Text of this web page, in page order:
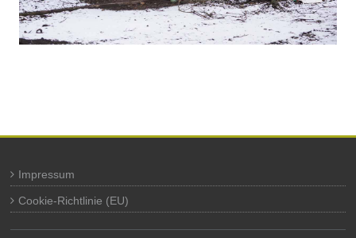
Impressum
Cookie-Richtlinie (EU)